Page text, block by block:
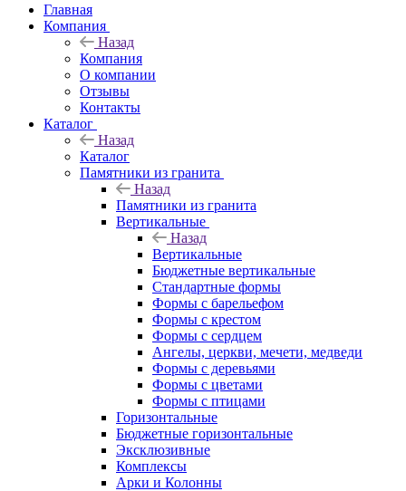
Главная
Компания
Назад
Компания
О компании
Отзывы
Контакты
Каталог
Назад
Каталог
Памятники из гранита
Назад
Памятники из гранита
Вертикальные
Назад
Вертикальные
Бюджетные вертикальные
Стандартные формы
Формы с барельефом
Формы с крестом
Формы с сердцем
Ангелы, церкви, мечети, медведи
Формы с деревьями
Формы с цветами
Формы с птицами
Горизонтальные
Бюджетные горизонтальные
Эксклюзивные
Комплексы
Арки и Колонны